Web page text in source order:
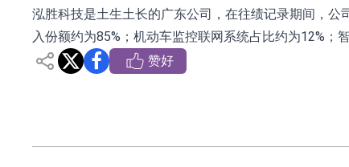
【异动股】医疗研发外包板块拉升，博腾股
日韩股市收盘双双下跌
上交所：景顺长城全球半导体芯片产业股票
泓胜科技是土生土长的广东公司，在往绩记录期间，
入份额约为85%；机动车监控联网系统占比约为12%；
赞好